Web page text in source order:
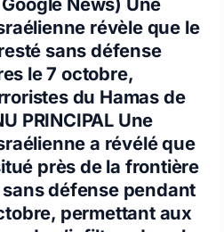
révèle que le
sans défense
le 7 octobre,
du Hamas de
PRINCIPAL Une
a révélé que
près de la frontière
défense pendant
permettant aux